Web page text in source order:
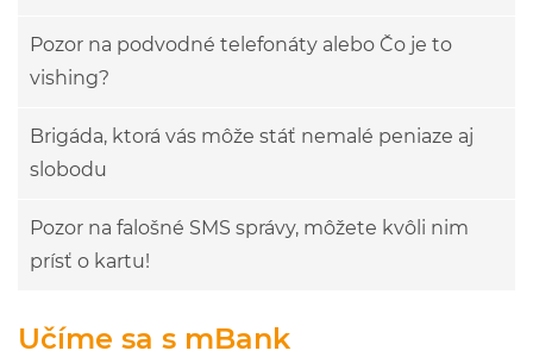
Pozor na podvodné telefonáty alebo Čo je to
vishing?
Brigáda, ktorá vás môže stáť nemalé peniaze aj
slobodu
Pozor na falošné SMS správy, môžete kvôli nim
prísť o kartu!
Učíme sa s mBank